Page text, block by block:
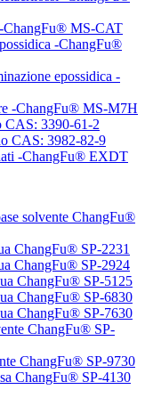
ChangFu® MS-CAT
-ChangFu®
epossidica -
-ChangFu® MS-M7H
CAS: 3390-61-2
CAS: 3982-82-9
-ChangFu® EXDT
solvente ChangFu®
ChangFu® SP-2231
ChangFu® SP-2924
ChangFu® SP-5125
ChangFu® SP-6830
ChangFu® SP-7630
ChangFu® SP-
ChangFu® SP-9730
ChangFu® SP-4130